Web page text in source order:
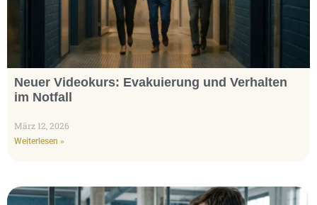
Neuer Videokurs: Evakuierung und Verhalten
im Notfall
März 12, 2026
Weiterlesen »